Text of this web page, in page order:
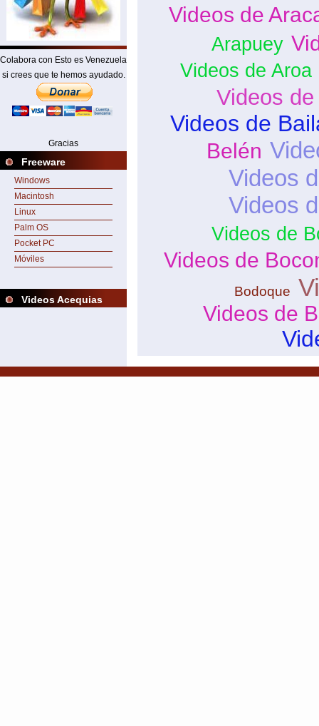
Colabora con Esto es Venezuela
si crees que te hemos ayudado.
Gracias
Freeware
Windows
Macintosh
Linux
Palm OS
Pocket PC
Móviles
Videos Acequias
Videos de
Arapuey
Videos de Aroa
Videos
Videos de
Belén
Videos
Videos
Videos de
Videos de
Bodoque
Videos de